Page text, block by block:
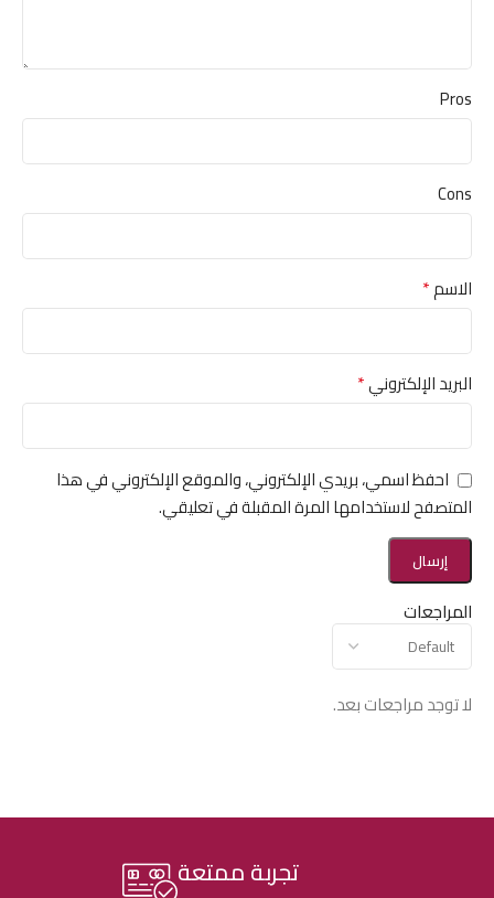
المراجعات
لا توجد مراجعات بعد.
Pros
Cons
الاسم*
البريد الإلكتروني*
احفظ اسمي، بريدي الإلكتروني، والموقع الإلكتروني في هذا
المتصفح لاستخدامها المرة المقبلة في تعليقي.
تجربة ممتعة